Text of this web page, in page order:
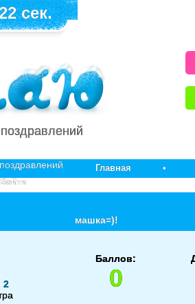
сек.
Главная •
Войти
машка=)!
2
Баллов:
0